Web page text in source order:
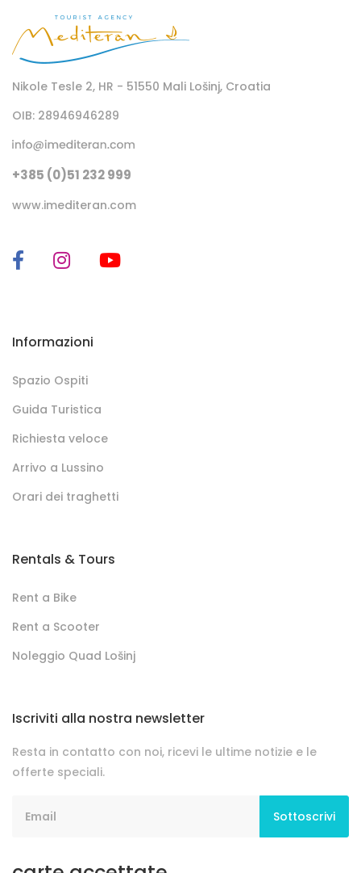
Nikole Tesle 2, HR - 51550 Mali Lošinj, Croatia
OIB: 28946946289
+385 (0)51 232 999
www.imediteran.com
Informazioni
Spazio Ospiti
Guida Turistica
Richiesta veloce
Arrivo a Lussino
Orari dei traghetti
Rentals & Tours
Rent a Bike
Rent a Scooter
Noleggio Quad Lošinj
Iscriviti alla nostra newsletter
Resta in contatto con noi, ricevi le ultime notizie e le
offerte speciali.
Sottoscrivi